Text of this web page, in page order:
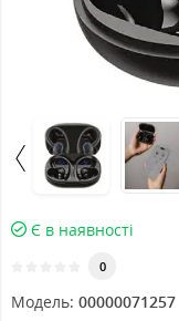
Є в наявності
0
Модель: 00000071257